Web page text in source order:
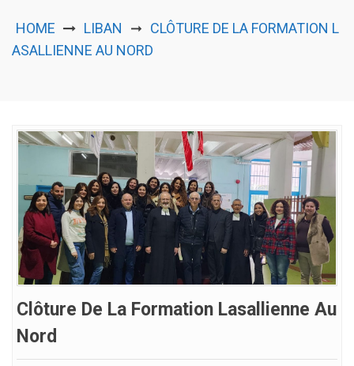
HOME LIBAN ➞ CLÔTURE DE LA FORMATION L
ASALLIENNE AU NORD
Clôture De La Formation Lasallienne Au
Nord